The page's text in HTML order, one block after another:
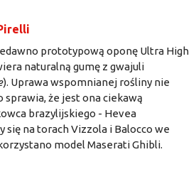
prototypową oponę Ultra High
naturalną gumę z gwajuli
). Uprawa wspomnianej rośliny nie
sprawia, że jest ona ciekawą
brazylijskiego - Hevea
się na torach Vizzola i Balocco we
model Maserati Ghibli.